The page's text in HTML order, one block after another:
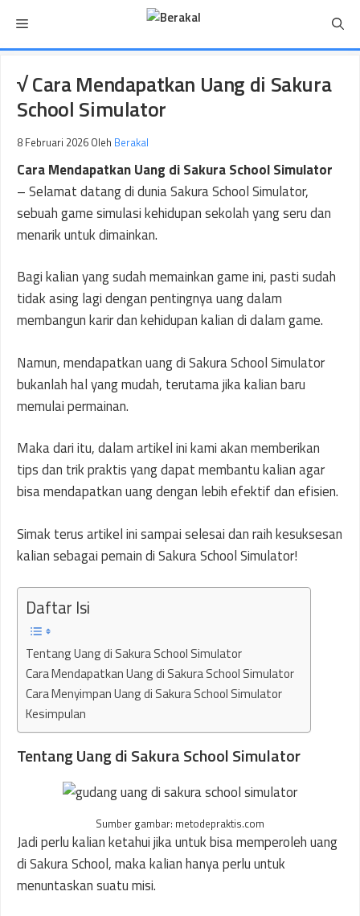
isi
Menu
√ Cara Mendapatkan Uang di Sakura
School Simulator
8 Februari 2026 Oleh Berakal
Cara Mendapatkan Uang di Sakura School Simulator
– Selamat datang di dunia Sakura School Simulator,
sebuah game simulasi kehidupan sekolah yang seru dan
menarik untuk dimainkan.
Bagi kalian yang sudah memainkan game ini, pasti sudah
tidak asing lagi dengan pentingnya uang dalam
membangun karir dan kehidupan kalian di dalam game.
Namun, mendapatkan uang di Sakura School Simulator
bukanlah hal yang mudah, terutama jika kalian baru
memulai permainan.
Maka dari itu, dalam artikel ini kami akan memberikan
tips dan trik praktis yang dapat membantu kalian agar
bisa mendapatkan uang dengan lebih efektif dan efisien.
Simak terus artikel ini sampai selesai dan raih kesuksesan
kalian sebagai pemain di Sakura School Simulator!
Daftar Isi
Tentang Uang di Sakura School Simulator
Cara Mendapatkan Uang di Sakura School Simulator
Cara Menyimpan Uang di Sakura School Simulator
Kesimpulan
Tentang Uang di Sakura School Simulator
Sumber gambar: metodepraktis.com
Jadi perlu kalian ketahui jika untuk bisa memperoleh uang
di Sakura School, maka kalian hanya perlu untuk
menuntaskan suatu misi.